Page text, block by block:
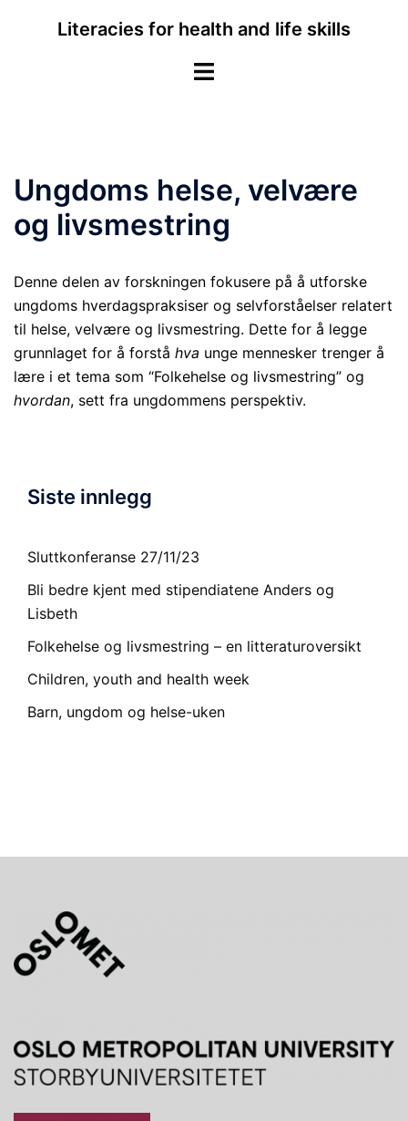
Literacies for health and life skills
Toggle
Ungdoms helse, velvære
og livsmestring
Denne delen av forskningen fokusere på å utforske
ungdoms hverdagspraksiser og selvforståelser relatert
til helse, velvære og livsmestring. Dette for å legge
grunnlaget for å forstå hva unge mennesker trenger å
lære i et tema som “Folkehelse og livsmestring” og
hvordan, sett fra ungdommens perspektiv.
Siste innlegg
Sluttkonferanse 27/11/23
Bli bedre kjent med stipendiatene Anders og
Lisbeth
Folkehelse og livsmestring – en litteraturoversikt
Children, youth and health week
Barn, ungdom og helse-uken